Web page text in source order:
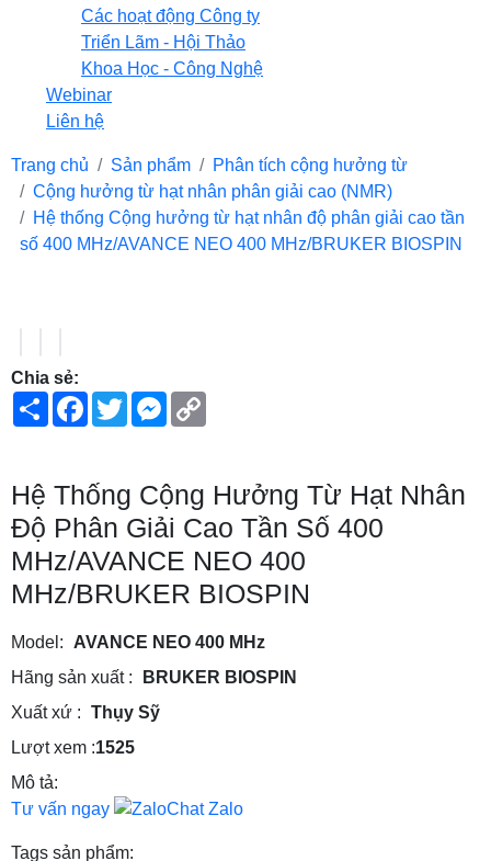
Các hoạt động Công ty
Triển Lãm - Hội Thảo
Khoa Học - Công Nghệ
Webinar
Liên hệ
Trang chủ Sản phẩm
Phân tích cộng hưởng từ
Cộng hưởng từ hạt nhân phân giải cao (NMR)
Hệ thống Cộng hưởng từ hạt nhân độ phân giải cao tần
số 400 MHz/AVANCE NEO 400 MHz/BRUKER BIOSPIN
Chia sẻ:
ShareFacebook
TwitterMessenger
Hệ Thống Cộng Hưởng Từ Hạt Nhân
Độ Phân Giải Cao Tần Số 400
MHz/AVANCE NEO 400
MHz/BRUKER BIOSPIN
Model:
AVANCE NEO 400 MHz
Hãng sản xuất :
BRUKER BIOSPIN
Xuất xứ : Thụy Sỹ
Lượt xem :1525
Mô tả:
Tư vấn ngay
Chat Zalo
Tags sản phẩm: